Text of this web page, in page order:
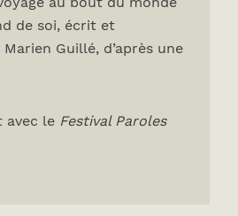
de soi, écrit et
Guillé, d’après une
avec le Festival Paroles